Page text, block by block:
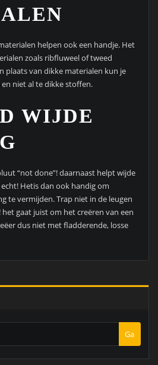
helpen ook een handje. Het
zoals ribfluweel of tweed
plaats van dikke materialen kun je
niet al te dikke stoffen.
WIJDE
“not done”! daarnaast helpt wijde
Hetis dan ook handig om
te vermijden. Trap niet in de leugen
gaat juist om het creëren van een
dus niet met fladderende, losse
Ga